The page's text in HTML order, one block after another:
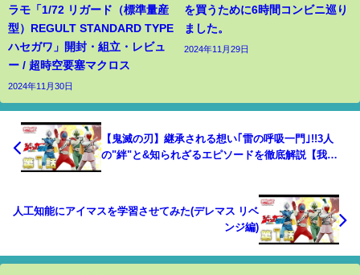
ラモ「1/72 リガード（標準量産
型）REGULT STANDARD TYPE
ハセガワ」開封・組立・レビュ
ー / 超時空要塞マクロス
2024年11月30日
を買うために6時間コンビニ巡り
ました。
2024年11月29日
【鬼滅の刃】継承される想い｢雷の呼吸一門｣!!3人
の"絆"と&知られざるエピソードを徹底解説【我妻
人工知能にアイマスを学習させてみた(デレマス リベ
ンジ編)